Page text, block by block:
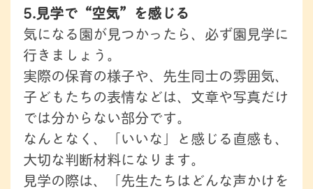
5.見学で“空気”を感じる
気になる園が見つかったら、必ず園見学に
行きましょう。
実際の保育の様子や、先生同士の雰囲気、
子どもたちの表情などは、文章や写真だけ
では分からない部分です。
なんとなく、「いいな」と感じる直感も、
大切な判断材料になります。
見学の際は、「先生たちはどんな声かけを